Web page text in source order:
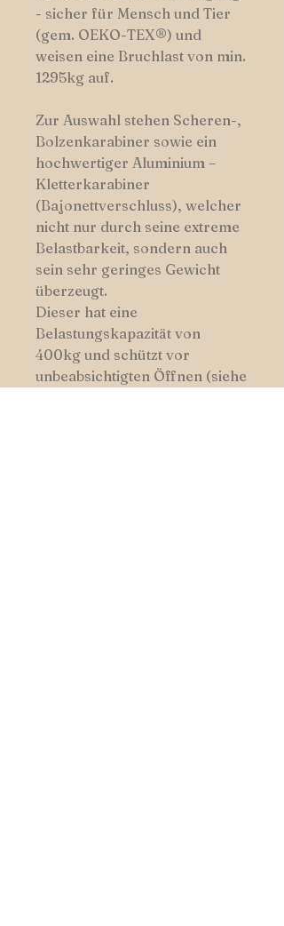
- sicher für Mensch und Tier
(gem. OEKO-TEX®) und
weisen eine Bruchlast von min.
1295kg auf.
Zur Auswahl stehen Scheren-,
Bolzenkarabiner sowie ein
hochwertiger Aluminium –
Kletterkarabiner
(Bajonettverschluss), welcher
nicht nur durch seine extreme
Belastbarkeit, sondern auch
sein sehr geringes Gewicht
überzeugt.
Dieser hat eine
Belastungskapazität von
400kg und schützt vor
unbeabsichtigten Öffnen (siehe